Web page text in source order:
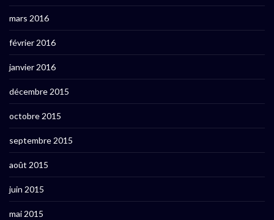
mars 2016
février 2016
janvier 2016
décembre 2015
octobre 2015
septembre 2015
août 2015
juin 2015
mai 2015